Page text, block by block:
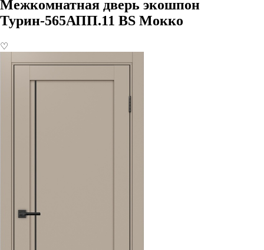
Межкомнатная дверь экошпон
Турин-565АПП.11 BS Мокко
♡